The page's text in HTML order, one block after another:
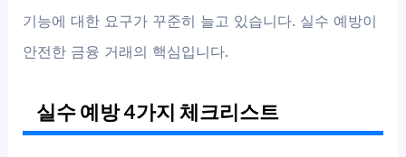
기능에 대한 요구가 꾸준히 늘고 있습니다. 실수 예방이
안전한 금융 거래의 핵심입니다.
실수 예방 4가지 체크리스트